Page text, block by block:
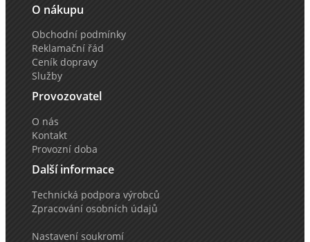
O nákupu
Obchodní podmínky
Reklamační řád
Ceník dopravy
Služby
Provozovatel
O nás
Kontakt
Provozní doba
Další informace
Technická podpora výrobců
Zpracování osobních údajů
Nastavení soukromí